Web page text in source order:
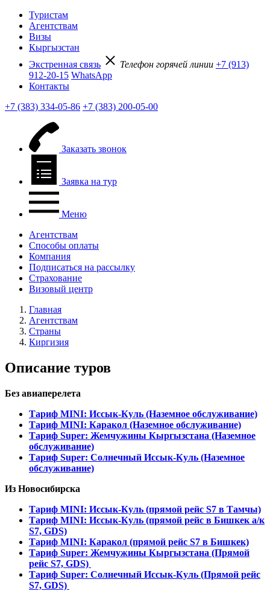
Туристам
Агентствам
Визы
Кыргызстан
Экстренная связь
Телефон горячей линии +7 (913)
912-20-15 WhatsApp
Контакты
+7 (383) 334-05-86 +7 (383) 200-05-00
Заказать звонок
Заявка на тур
Меню
Агентствам
Способы оплаты
Компания
Подписаться на рассылку
Страхование
Визовый центр
Главная
Агентствам
Страны
Киргизия
Описание туров
Без авиаперелета
Тариф MINI: Иссык-Куль (Наземное обслуживание)
Тариф MINI: Каракол (Наземное обслуживание)
Тариф Super: Жемчужины Кыргызстана (Наземное
обслуживание)
Тариф Super: Солнечный Иссык-Куль (Наземное
обслуживание)
Из Новосибирска
Тариф MINI: Иссык-Куль (прямой рейс S7 в Тамчы)
Тариф MINI: Иссык-Куль (прямой рейс в Бишкек а/к
S7, GDS)
Тариф MINI: Каракол (прямой рейс S7 в Бишкек)
Тариф Super: Жемчужины Кыргызстана (Прямой
рейс S7, GDS)
Тариф Super: Солнечный Иссык-Куль (Прямой рейс
S7, GDS)